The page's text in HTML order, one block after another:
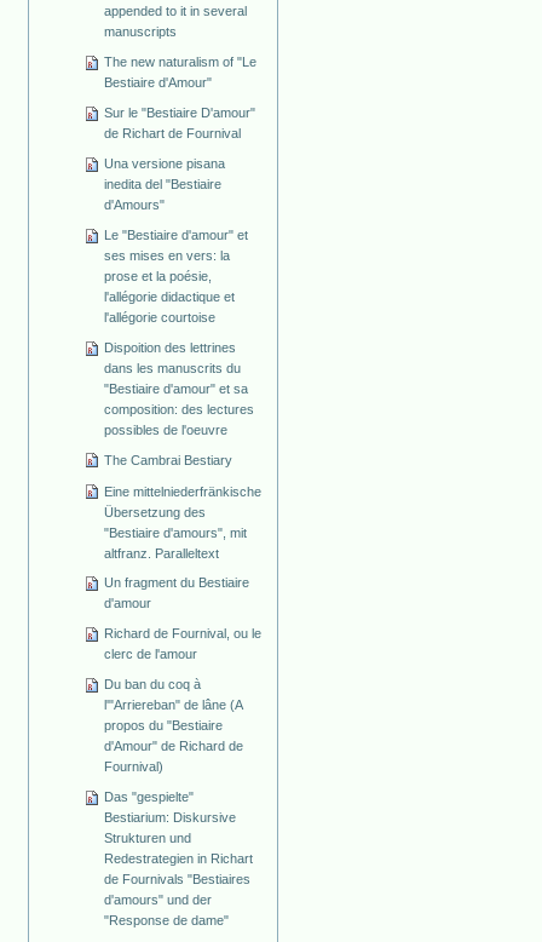
appended to it in several
manuscripts
The new naturalism of "Le
Bestiaire d'Amour"
Sur le "Bestiaire D'amour"
de Richart de Fournival
Una versione pisana
inedita del "Bestiaire
d'Amours"
Le "Bestiaire d'amour" et
ses mises en vers: la
prose et la poésie,
l'allégorie didactique et
l'allégorie courtoise
Dispoition des lettrines
dans les manuscrits du
"Bestiaire d'amour" et sa
composition: des lectures
possibles de l'oeuvre
The Cambrai Bestiary
Eine mittelniederfränkische
Übersetzung des
"Bestiaire d'amours", mit
altfranz. Paralleltext
Un fragment du Bestiaire
d'amour
Richard de Fournival, ou le
clerc de l'amour
Du ban du coq à
l'"Arriereban" de lâne (A
propos du "Bestiaire
d'Amour" de Richard de
Fournival)
Das "gespielte"
Bestiarium: Diskursive
Strukturen und
Redestrategien in Richart
de Fournivals "Bestiaires
d'amours" und der
"Response de dame"